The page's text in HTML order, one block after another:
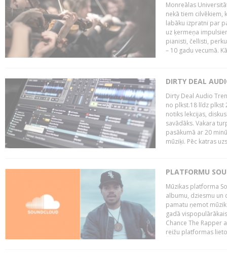
Monreālas
nekā tiem cilvēkiem,
labāku izpratni par
uz ķermeņa
pianisti, čellisti,
– 10 gadu vecumā.
DIRTY DEAL
Dirty Deal Audio
no plkst.18 līdz plkst
notiks lekcijas,
savādāks. Vakara
pasākumā ar 20
mūziķi. Pēc katras
PLATFORMU
Mūzikas platforma
albumu, dziesmu un
pamatu ņemot
gadā
Chance The Rapper
reižu platformas